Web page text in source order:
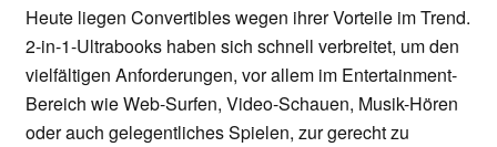
Heute liegen Convertibles wegen ihrer Vorteile im Trend.
2-in-1-Ultrabooks haben sich schnell verbreitet, um den
vielfältigen Anforderungen, vor allem im Entertainment-
Bereich wie Web-Surfen, Video-Schauen, Musik-Hören
oder auch gelegentliches Spielen, zur gerecht zu